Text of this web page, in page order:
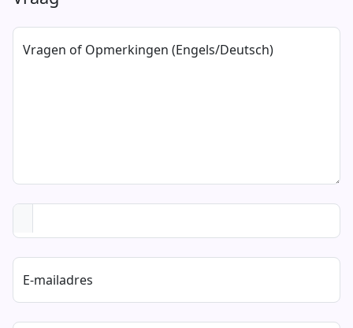
Vragen of Opmerkingen (Engels/Deutsch)
E-mailadres